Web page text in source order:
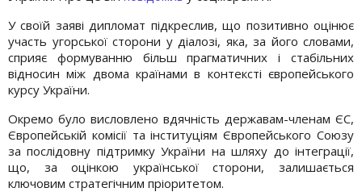
У своїй заяві дипломат підкреслив, що позитивно оцінює
участь угорської сторони у діалозі, яка, за його словами,
сприяє формуванню більш прагматичних і стабільних
відносин між двома країнами в контексті європейського
курсу України.
Окремо було висловлено вдячність державам-членам ЄС,
Європейській комісії та інституціям Європейського Союзу
за послідовну підтримку України на шляху до інтеграції,
що, за оцінкою української сторони, залишається
ключовим стратегічним пріоритетом.